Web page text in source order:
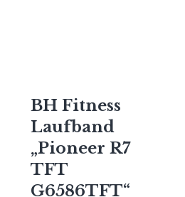
BH Fitness
Laufband
„Pioneer R7
TFT
G6586TFT“